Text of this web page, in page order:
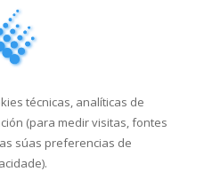
2026
técnicas, analíticas de
(para medir visitas, fontes
súas preferencias de